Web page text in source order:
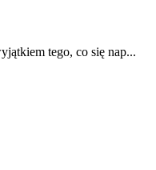
tego, co się nap...